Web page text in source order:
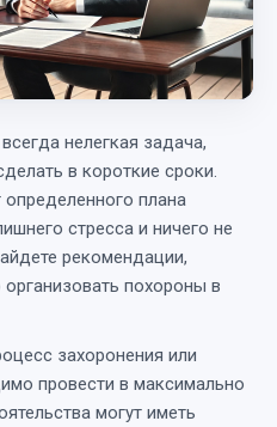
нелегкая задача,
в короткие сроки.
плана
стресса и ничего не
рекомендации,
похороны в
захоронения или
провести в максимально
могут иметь